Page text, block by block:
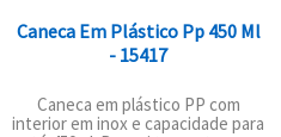
Caneca Em Plástico Pp 450 Ml
- 15417
Caneca em plástico PP com
interior em inox e capacidade para